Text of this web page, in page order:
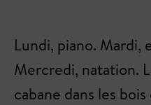
Lundi, piano. Mardi,
Mercredi, natation.
cabane dans les